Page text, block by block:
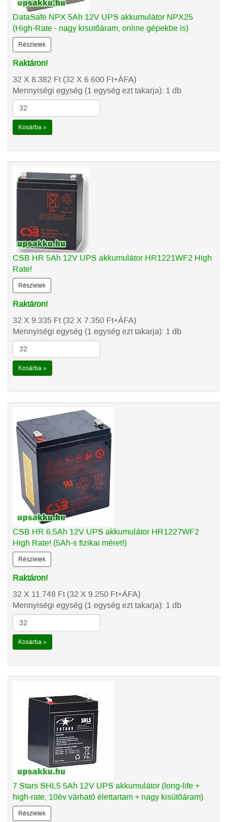
DataSafe NPX 5Ah 12V UPS akkumulátor NPX25
(High-Rate - nagy kisütőáram, online gépekbe is)
Részletek
Raktáron!
32 X 8.382 Ft(32 X 6.600 Ft+ÁFA)
Mennyiségi egység (1 egység ezt takarja): 1 db
Kosárba »
CSB HR 5Ah 12V UPS akkumulátor HR1221WF2 High
Rate!
Részletek
Raktáron!
32 X 9.335 Ft(32 X 7.350 Ft+ÁFA)
Mennyiségi egység (1 egység ezt takarja): 1 db
Kosárba »
CSB HR 6,5Ah 12V UPS akkumulátor HR1227WF2
High Rate! (5Ah-s fizikai méret!)
Részletek
Raktáron!
32 X 11.748 Ft(32 X 9.250 Ft+ÁFA)
Mennyiségi egység (1 egység ezt takarja): 1 db
Kosárba »
7 Stars SHL5 5Ah 12V UPS akkumulátor (long-life +
high-rate, 10év várható élettartam + nagy kisütőáram)
Részletek